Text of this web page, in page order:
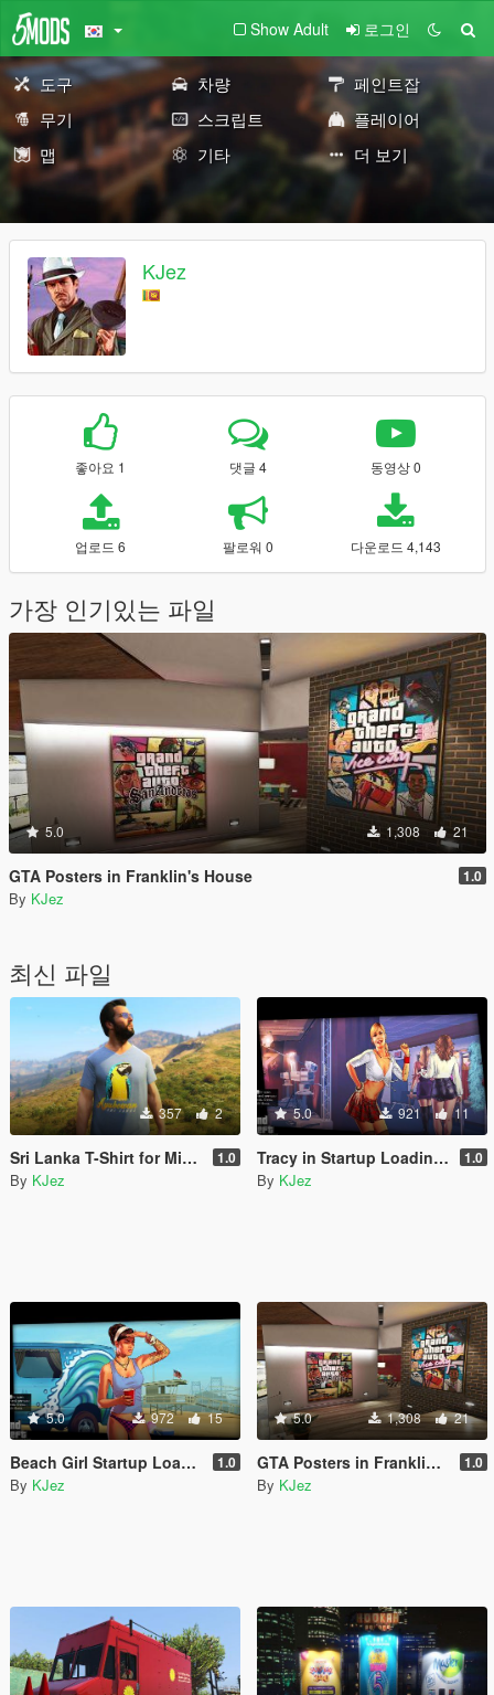
Show Adult 로그인
도구 차량
페인트잡
무기
스크립트
플레이어
맵
기타 더 보기
KJez
좋아요 1 댓글 4 동영상 0
업로드 6 팔로워 0 다운로드 4,143
가장 인기있는 파일
5.0 1,308 21
GTA Posters in Franklin's House 1.0
By KJez
최신 파일
357 2
Sri Lanka T-Shirt for Michael 1.0
By KJez
5.0 921 11
Tracy in Startup Loading Screen 1.0
By KJez
5.0 972 15
Beach Girl Startup Loading Screen 1.0
By KJez
5.0 1,308 21
GTA Posters in Franklin's House 1.0
By KJez